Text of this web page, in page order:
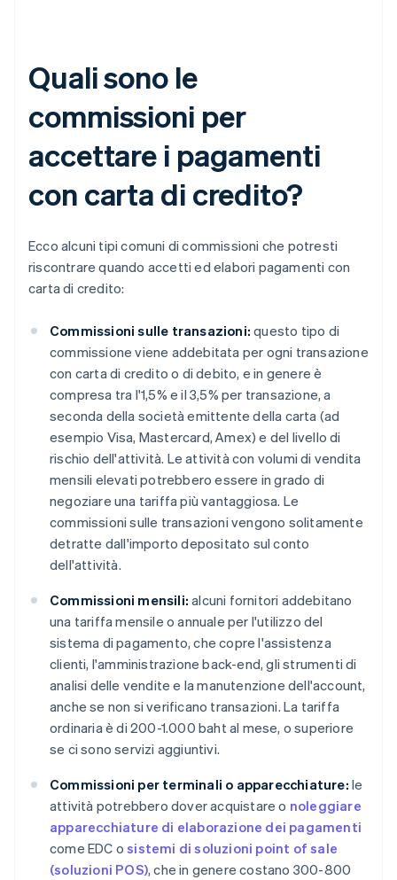
Quali sono le
commissioni per
accettare i pagamenti
con carta di credito?
Ecco alcuni tipi comuni di commissioni che potresti
riscontrare quando accetti ed elabori pagamenti con
carta di credito:
Commissioni sulle transazioni: questo tipo di
commissione viene addebitata per ogni transazione
con carta di credito o di debito, e in genere è
compresa tra l'1,5% e il 3,5% per transazione, a
seconda della società emittente della carta (ad
esempio Visa, Mastercard, Amex) e del livello di
rischio dell'attività. Le attività con volumi di vendita
mensili elevati potrebbero essere in grado di
negoziare una tariffa più vantaggiosa. Le
commissioni sulle transazioni vengono solitamente
detratte dall'importo depositato sul conto
dell'attività.
Commissioni mensili: alcuni fornitori addebitano
una tariffa mensile o annuale per l'utilizzo del
sistema di pagamento, che copre l'assistenza
clienti, l'amministrazione back-end, gli strumenti di
analisi delle vendite e la manutenzione dell'account,
anche se non si verificano transazioni. La tariffa
ordinaria è di 200-1.000 baht al mese, o superiore
se ci sono servizi aggiuntivi.
Commissioni per terminali o apparecchiature: le
attività potrebbero dover acquistare o noleggiare
apparecchiature di elaborazione dei pagamenti
come EDC osistemi di soluzioni point of sale
(soluzioni POS), che in genere costano 300-800